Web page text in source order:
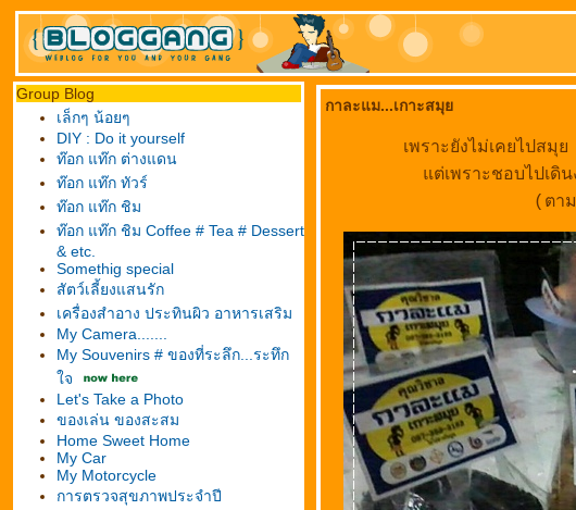
Group Blog
เล็กๆ น้อยๆ
DIY : Do it yourself
ท๊อก แท๊ก ต่างแดน
ท๊อก แท๊ก ทัวร์
ท๊อก แท๊ก ชิม
ท๊อก แท๊ก ชิม Coffee # Tea # Dessert
& etc.
Somethig special
สัตว์เลี้ยงแสนรัก
เครื่องสำอาง ประทินผิว อาหารเสริม
My Camera.......
My Souvenirs # ของที่ระลึก...ระทึก
จ
Let's Take a Photo
ของเล่น ของสะสม
Home Sweet Home
My Car
My Motorcycle
การตรวจสุขภาพประจำปี
กาละแม...เกาะสมุ
เพราะยังไม่เคยไปส
ต่เพราะชอบไปเดิ
(ตา